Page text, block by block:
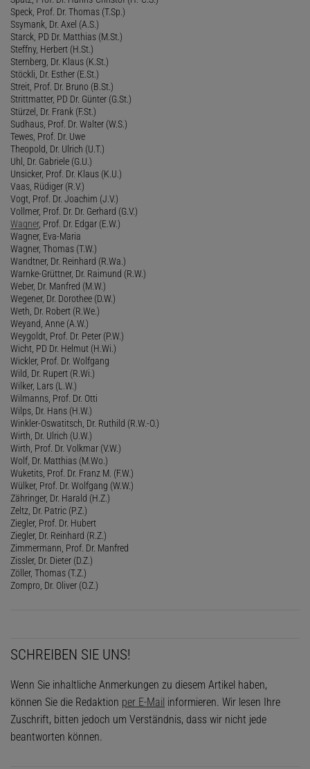
Speck, Prof. Dr. Thomas (T.Sp.)
Ssymank, Dr. Axel (A.S.)
Starck, PD Dr. Matthias (M.St.)
Steffny, Herbert (H.St.)
Sternberg, Dr. Klaus (K.St.)
Stöckli, Dr. Esther (E.St.)
Streit, Prof. Dr. Bruno (B.St.)
Strittmatter, PD Dr. Günter (G.St.)
Stürzel, Dr. Frank (F.St.)
Sudhaus, Prof. Dr. Walter (W.S.)
Tewes, Prof. Dr. Uwe
Theopold, Dr. Ulrich (U.T.)
Uhl, Dr. Gabriele (G.U.)
Unsicker, Prof. Dr. Klaus (K.U.)
Vaas, Rüdiger (R.V.)
Vogt, Prof. Dr. Joachim (J.V.)
Vollmer, Prof. Dr. Dr. Gerhard (G.V.)
Wagner, Prof. Dr. Edgar (E.W.)
Wagner, Eva-Maria
Wagner, Thomas (T.W.)
Wandtner, Dr. Reinhard (R.Wa.)
Warnke-Grüttner, Dr. Raimund (R.W.)
Weber, Dr. Manfred (M.W.)
Wegener, Dr. Dorothee (D.W.)
Weth, Dr. Robert (R.We.)
Weyand, Anne (A.W.)
Weygoldt, Prof. Dr. Peter (P.W.)
Wicht, PD Dr. Helmut (H.Wi.)
Wickler, Prof. Dr. Wolfgang
Wild, Dr. Rupert (R.Wi.)
Wilker, Lars (L.W.)
Wilmanns, Prof. Dr. Otti
Wilps, Dr. Hans (H.W.)
Winkler-Oswatitsch, Dr. Ruthild (R.W.-O.)
Wirth, Dr. Ulrich (U.W.)
Wirth, Prof. Dr. Volkmar (V.W.)
Wolf, Dr. Matthias (M.Wo.)
Wuketits, Prof. Dr. Franz M. (F.W.)
Wülker, Prof. Dr. Wolfgang (W.W.)
Zähringer, Dr. Harald (H.Z.)
Zeltz, Dr. Patric (P.Z.)
Ziegler, Prof. Dr. Hubert
Ziegler, Dr. Reinhard (R.Z.)
Zimmermann, Prof. Dr. Manfred
Zissler, Dr. Dieter (D.Z.)
Zöller, Thomas (T.Z.)
Zompro, Dr. Oliver (O.Z.)
SCHREIBEN SIE UNS!
Wenn Sie inhaltliche Anmerkungen zu diesem Artikel haben,
können Sie die Redaktion per E-Mail informieren. Wir lesen Ihre
Zuschrift, bitten jedoch um Verständnis, dass wir nicht jede
beantworten können.